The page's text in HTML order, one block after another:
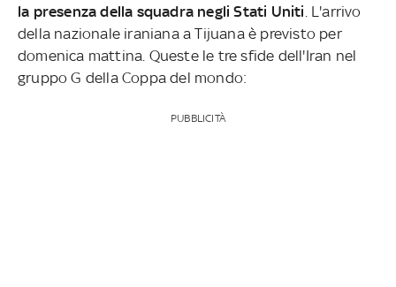
la presenza della squadra negli Stati Uniti . L'arrivo
della nazionale iraniana a Tijuana è previsto per
domenica mattina. Queste le tre sfide dell'Iran nel
gruppo G della Coppa del mondo:
PUBBLICITÀ